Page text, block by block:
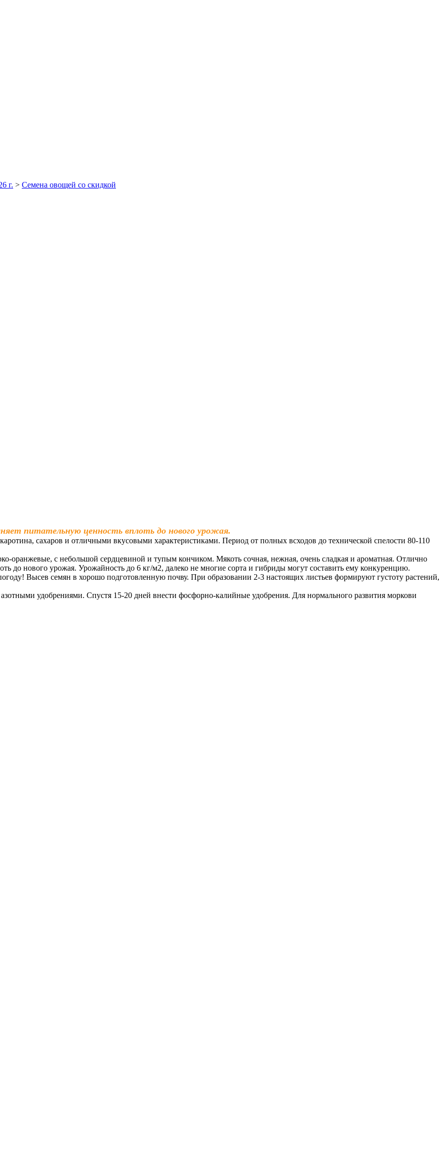
г. > Семена овощей со скидкой
питательную ценность вплоть до нового урожая.
сахаров и отличными вкусовыми характеристиками. Период от полных всходов до технической спелости 80-110
оранжевые, с небольшой сердцевиной и тупым кончиком. Мякоть сочная, нежная, очень сладкая и ароматная. Отлично
до нового урожая. Урожайность до 6 кг/м2, далеко не многие сорта и гибриды могут составить ему конкуренцию.
Высев семян в хорошо подготовленную почву. При образовании 2-3 настоящих листьев формируют густоту растений,
удобрениями. Спустя 15-20 дней внести фосфорно-калийные удобрения. Для нормального развития моркови